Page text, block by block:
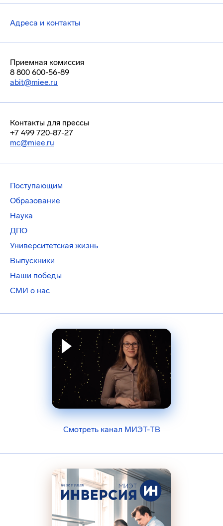
Адреса и контакты
Приемная комиссия
8 800 600-56-89
abit@miee.ru
Контакты для прессы
+7 499 720-87-27
mc@miee.ru
Поступающим
Образование
Наука
ДПО
Университетская жизнь
Выпускники
Наши победы
СМИ о нас
Смотреть канал МИЭТ-ТВ